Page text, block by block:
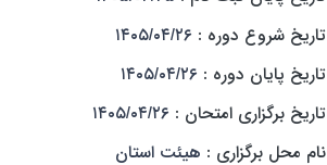
تاریخ شروع دوره : ۱۴۰۵/۰۴/۲۶
تاریخ پایان دوره : ۱۴۰۵/۰۴/۲۶
تاریخ برگزاری امتحان : ۱۴۰۵/۰۴/۲۶
نام محل برگزاری : هیئت استان